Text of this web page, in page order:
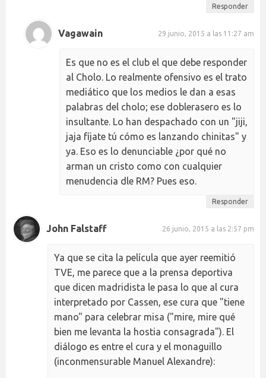
Responder
Vagawain 29 junio, 2015 a las 11:27 am
Es que no es el club el que debe responder
al Cholo. Lo realmente ofensivo es el trato
mediático que los medios le dan a esas
palabras del cholo; ese doblerasero es lo
insultante. Lo han despachado con un "jiji,
jaja fíjate tú cómo es lanzando chinitas" y
ya. Eso es lo denunciable ¿por qué no
arman un cristo como con cualquier
menudencia dle RM? Pues eso.
Responder
John Falstaff 26 junio, 2015 a las 2:57 pm
Ya que se cita la película que ayer reemitió
TVE, me parece que a la prensa deportiva
que dicen madridista le pasa lo que al cura
interpretado por Cassen, ese cura que "tiene
mano" para celebrar misa ("mire, mire qué
bien me levanta la hostia consagrada"). El
diálogo es entre el cura y el monaguillo
(inconmensurable Manuel Alexandre):